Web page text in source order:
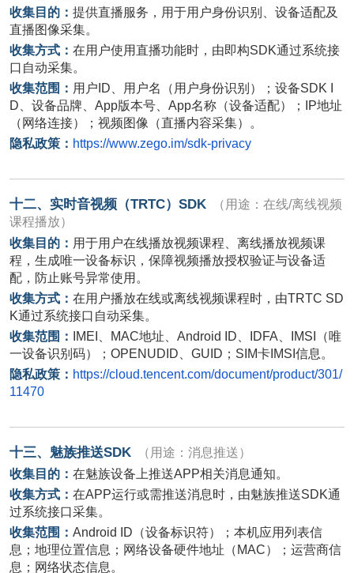
收集目的： 提供直播服务，用于用户身份识别、设备适配及
直播图像采集。
收集方式： 在用户使用直播功能时，由即构SDK通过系统接
口自动采集。
收集范围： 用户 ID、用户名（用户身份识别）；设备SDK I
D、设备品牌、 App版本号、 App名称（设备适配）； IP地址
（网络连接）；视频图像（直播内容采集）。
隐私政策： https://www.zego.im/sdk-privacy
十二、实时音视频（TRTC） SDK （用途：在线/离线视频
课程播放）
收集目的： 用于用户在线播放视频课程、离线播放视频课
程，生成唯一设备标识，保障视频播放授权验证与设备适
配，防止账号异常使用。
收集方式： 在用户播放在线或离线视频课程时，由TRTC SD
K通过系统接口自动采集。
收集范围：
IMEI 、 MAC地址、 Android ID、 IDFA、 IMSI
（唯
一设备识别码）； OPENUDID、 GUID ； SIM卡 IMSI 信息。
隐私政策： https://cloud.tencent.com/document/product/301/
11470
十三、魅族推送SDK
（用途：消息推送）
收集目的： 在魅族设备上推送APP相关消息通知。
收集方式： 在APP运行或需推送消息时，由魅族推送SDK通
过系统接口采集。
收集范围： Android ID （设备标识符）；本机应用列表信
息；地理位置信息；网络设备硬件地址（ MAC）；运营商信
息；网络状态信息。